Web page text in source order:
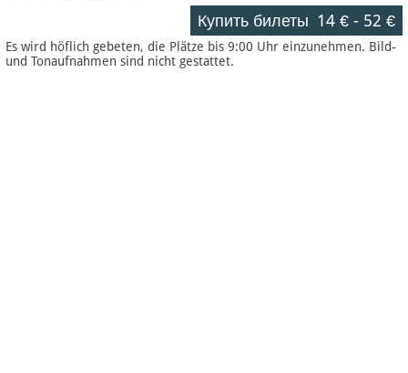
Купить билеты 14 €- 52 €
Es wird höflich gebeten, die Plätze bis 9:00 Uhr einzunehmen. Bild-
und Tonaufnahmen sind nicht gestattet.